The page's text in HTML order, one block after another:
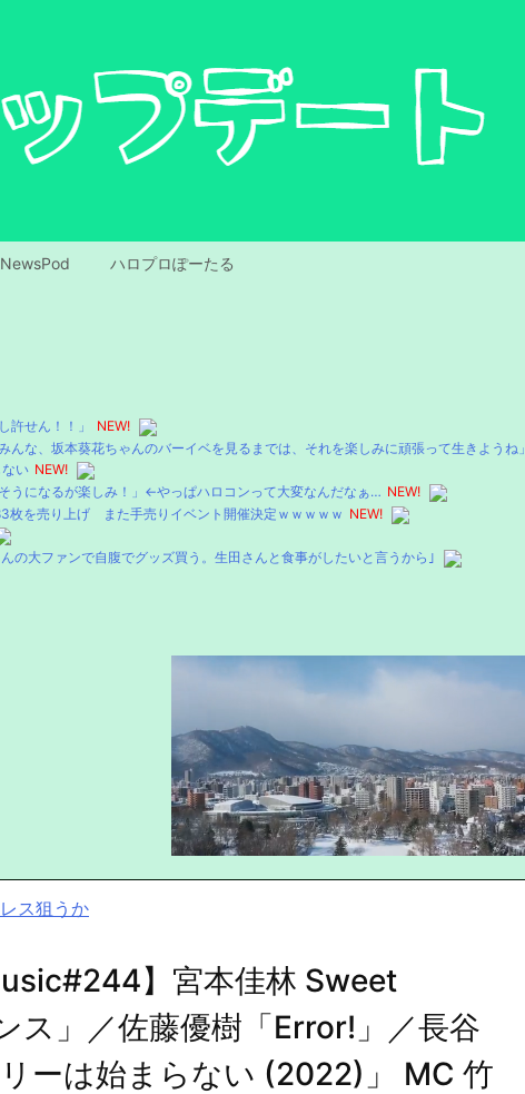
ハロプロぽーたる
許せん！！」
NEW!
んな、坂本葵花ちゃんのバーイベを見るまでは、それを楽しみに頑張って生きようね」
い NEW!
うになるが楽しみ！」←やっぱハロコンって大変なんだなぁ… NEW!
枚を売り上げ また手売りイベント開催決定ｗｗｗｗｗ NEW!
の大ファンで自腹でグッズ買う。生田さんと食事がしたいと言うから｣
ス狙うか
】宮本佳林 Sweet
ス」／佐藤優樹「Error!」／長谷
ーは始まらない (2022)」 MC 竹